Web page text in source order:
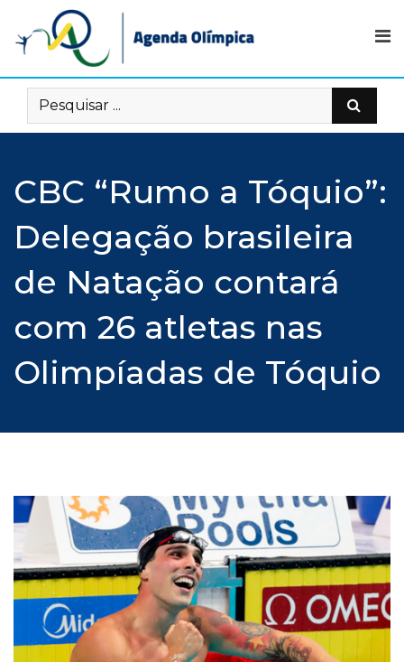
content
CBC “Rumo a Tóquio”:
Delegação brasileira
de Natação contará
com 26 atletas nas
Olimpíadas de Tóquio